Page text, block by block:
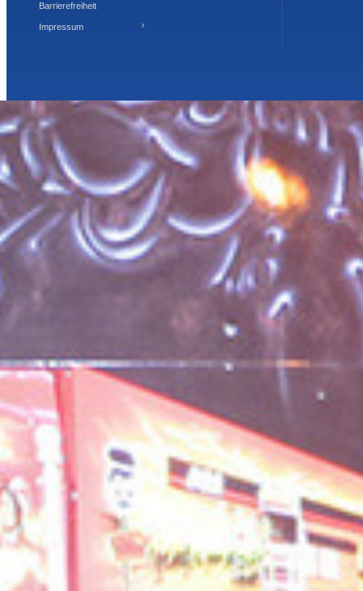
Barrierefreiheit
Impressum